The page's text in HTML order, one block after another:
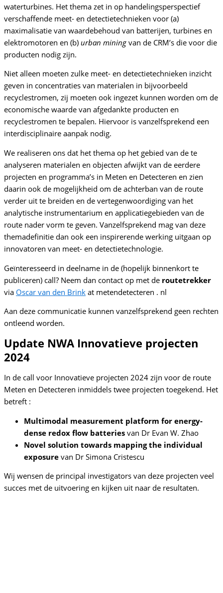
waterturbines. Het thema zet in op handelingsperspectief
verschaffende meet- en detectietechnieken voor (a)
maximalisatie van waardebehoud van batterijen, turbines en
elektromotoren en (b) urban mining van de CRM’s die voor die
producten nodig zijn.
Niet alleen moeten zulke meet- en detectietechnieken inzicht
geven in concentraties van materialen in bijvoorbeeld
recyclestromen, zij moeten ook ingezet kunnen worden om de
economische waarde van afgedankte producten en
recyclestromen te bepalen. Hiervoor is vanzelfsprekend een
interdisciplinaire aanpak nodig.
We realiseren ons dat het thema op het gebied van de te
analyseren materialen en objecten afwijkt van de eerdere
projecten en programma’s in Meten en Detecteren en zien
daarin ook de mogelijkheid om de achterban van de route
verder uit te breiden en de vertegenwoordiging van het
analytische instrumentarium en applicatiegebieden van de
route nader vorm te geven. Vanzelfsprekend mag van deze
themadefinitie dan ook een inspirerende werking uitgaan op
innovatoren van meet- en detectietechnologie.
Geïnteresseerd in deelname in de (hopelijk binnenkort te
publiceren) call? Neem dan contact op met de routetrekker
via Oscar van den Brink at metendetecteren . nl
Aan deze communicatie kunnen vanzelfsprekend geen rechten
ontleend worden.
Update NWA Innovatieve projecten
2024
In de call voor Innovatieve projecten 2024 zijn voor de route
Meten en Detecteren inmiddels twee projecten toegekend. Het
betreft :
Multimodal measurement platform for energy-
dense redox flow batteries van Dr Evan W. Zhao
Novel solution towards mapping the individual
exposure van Dr Simona Cristescu
Wij wensen de principal investigators van deze projecten veel
succes met de uitvoering en kijken uit naar de resultaten.